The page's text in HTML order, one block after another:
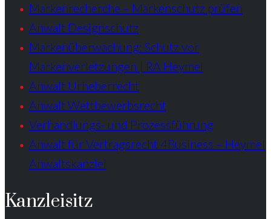
Markenrecherche – Markenschutz prüfen
Anwalt Designschutz
Markenüberwachung: Schutz vor
Markenverletzungen | RA Heymel
Anwalt Urheberrecht
Anwalt Wettbewerbsrecht
Verhandlungs- und Prozessführung
Anwalt für Vertragsrecht 4Business – Heymel
Anwaltskanzlei
Kanzleisitz